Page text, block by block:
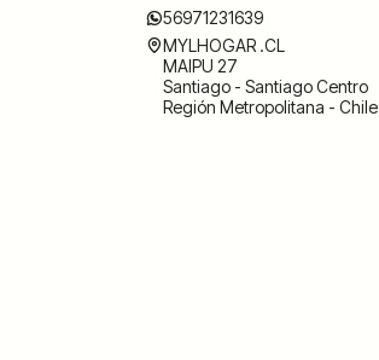
56971231639
MYLHOGAR .CL
MAIPU 27
Santiago - Santiago Centro
Región Metropolitana - Chile